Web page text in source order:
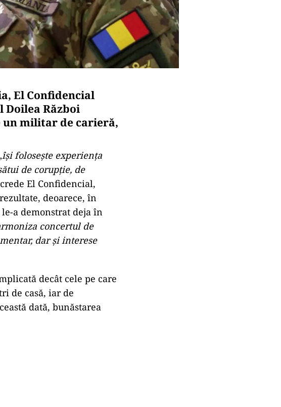
El Confidencial
Doilea Război
un militar de carieră,
își folosește experiența
de corupție, de
El Confidencial,
deoarece, în
a demonstrat deja în
concertul de
dar și interese
decât cele pe care
de casă, iar de
dată, bunăstarea